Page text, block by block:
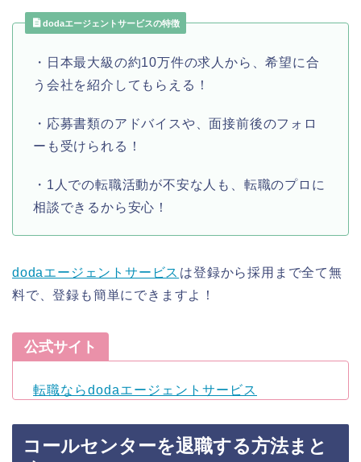
dodaエージェントサービスの特徴
・日本最大級の約10万件の求人から、希望に合
う会社を紹介してもらえる！
・応募書類のアドバイスや、面接前後のフォロ
ーも受けられる！
・1人での転職活動が不安な人も、転職のプロに
相談できるから安心！
dodaエージェントサービス は登録から採用まで全て無
料で、登録も簡単にできますよ！
公式サイト
転職ならdodaエージェントサービス
コールセンターを退職する方法まと